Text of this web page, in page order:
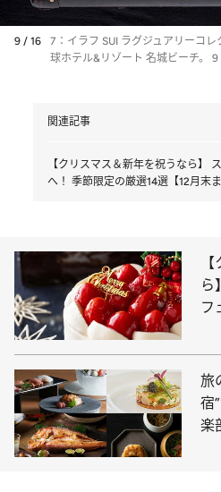
9 / 16
7：イラフ SUI ラグジュアリーコ
球ホテル&リゾート 名城ビーチ。 9
関連記事
【クリスマス＆新年を祝うなら】
へ！ 季節限定の厳選14選【12月末ま
ら
フ
旅
宿
楽